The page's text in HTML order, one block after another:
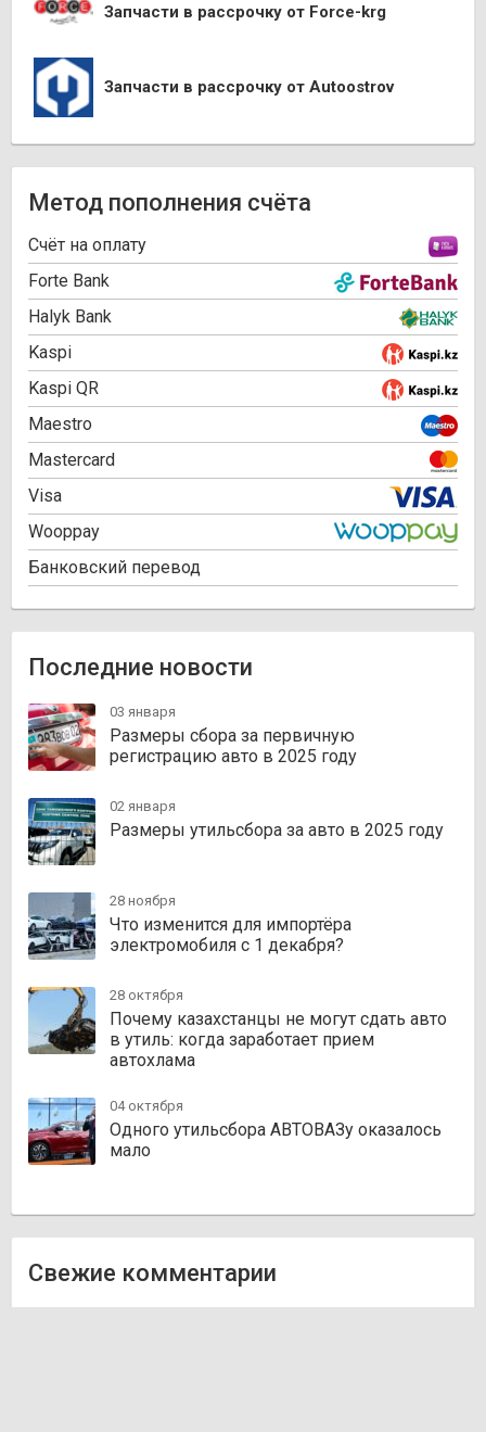
Запчасти в рассрочку от Force-krg
Запчасти в рассрочку от Autoostrov
Метод пополнения счёта
Cчёт на оплату
Forte Bank
Halyk Bank
Kaspi
Kaspi QR
Maestro
Mastercard
Visa
Wooppay
Банковский перевод
Последние новости
03 января
Размеры сбора за первичную
регистрацию авто в 2025 году
02 января
Размеры утильсбора за авто в 2025 году
28 ноября
Что изменится для импортёра
электромобиля с 1 декабря?
28 октября
Почему казахстанцы не могут сдать авто
в утиль: когда заработает прием
автохлама
04 октября
Одного утильсбора АВТОВАЗу оказалось
мало
Свежие комментарии